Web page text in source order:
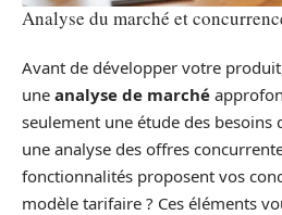
Analyse du marché et
Avant de développer votre
une analyse de marché
seulement une étude des besoins
une analyse des offres
fonctionnalités proposent vos
modèle tarifaire ? Ces éléments